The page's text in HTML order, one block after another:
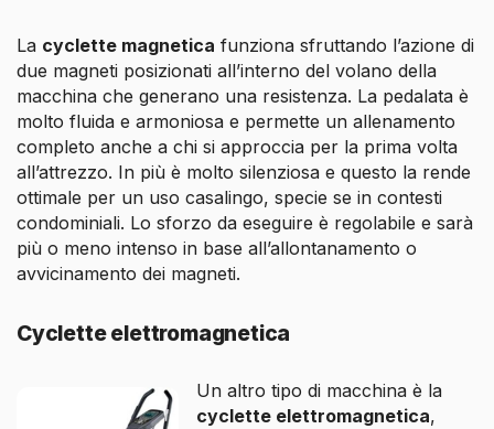
La cyclette magnetica funziona sfruttando l’azione di
due magneti posizionati all’interno del volano della
macchina che generano una resistenza. La pedalata è
molto fluida e armoniosa e permette un allenamento
completo anche a chi si approccia per la prima volta
all’attrezzo. In più è molto silenziosa e questo la rende
ottimale per un uso casalingo, specie se in contesti
condominiali. Lo sforzo da eseguire è regolabile e sarà
più o meno intenso in base all’allontanamento o
avvicinamento dei magneti.
Cyclette elettromagnetica
Un altro tipo di macchina è la
cyclette elettromagnetica,